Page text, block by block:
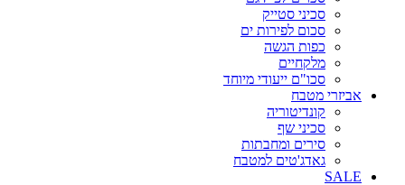
סכיני סטייק
סכום לפירות ים
כפות הגשה
מלקחיים
סכו"ם ייעודי מיוחד
אביזרי מטבח
קונדיטוריה
סכיני שף
סירים ומחבתות
גאדג'טים למטבח
SALE